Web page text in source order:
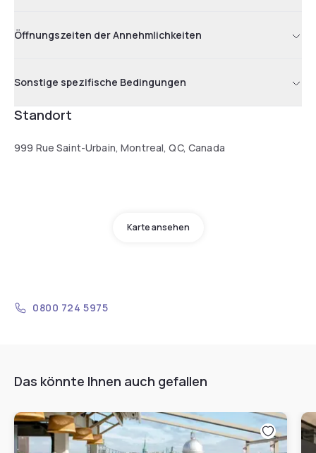
Öffnungszeiten der Annehmlichkeiten
Sonstige spezifische Bedingungen
Standort
999 Rue Saint-Urbain, Montreal, QC, Canada
Karte ansehen
0800 724 5975
Das könnte Ihnen auch gefallen